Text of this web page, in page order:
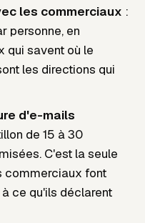
les commerciaux :
personne, en
qui savent où le
les directions qui
d'e-mails
de 15 à 30
C'est la seule
commerciaux font
ce qu'ils déclarent